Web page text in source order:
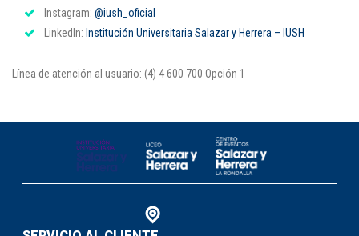
Instagram: @iush_oficial
LinkedIn: Institución Universitaria Salazar y Herrera – IUSH
Línea de atención al usuario: (4) 4 600 700 Opción 1